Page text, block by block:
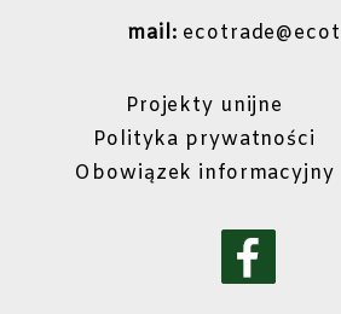
mail:
Projekty unijne
Polityka prywatności
Obowiązek informacyjny